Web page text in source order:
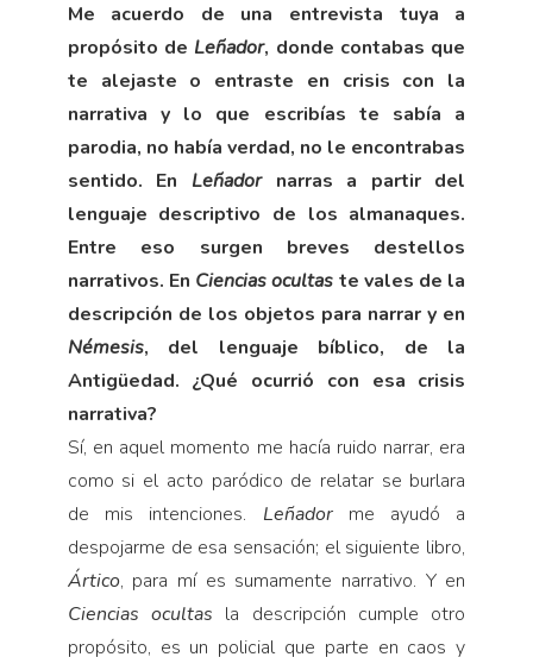
Me acuerdo de una entrevista tuya a
propósito de Leñador, donde contabas que
te alejaste o entraste en crisis con la
narrativa y lo que escribías te sabía a
parodia, no había verdad, no le encontrabas
sentido. En Leñadornarras a partir del
lenguaje descriptivo de los almanaques.
Entre eso surgen breves destellos
narrativos. En Ciencias ocultas te vales de la
descripción de los objetos para narrar y en
Némesis, del lenguaje bíblico, de la
Antigüedad. ¿Qué ocurrió con esa crisis
narrativa?
Sí, en aquel momento me hacía ruido narrar, era
como si el acto paródico de relatar se burlara
de mis intenciones. Leñadorme ayudó a
despojarme de esa sensación; el siguiente libro,
Ártico, para mí es sumamente narrativo. Y en
Ciencias ocultas la descripción cumple otro
propósito, es un policial que parte en caos y